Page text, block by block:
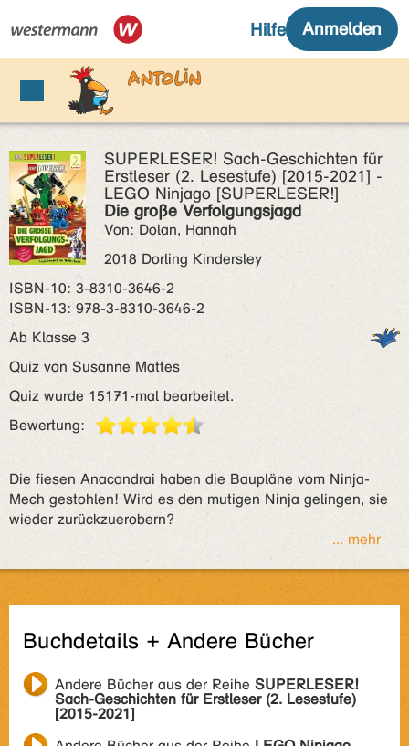
SUPERLESER! Sach-Geschichten für
Erstleser (2. Lesestufe) [2015-2021] -
LEGO Ninjago [SUPERLESER!]
Die große Verfolgungsjagd
Von: Dolan, Hannah
2018 Dorling Kindersley
ISBN‑10: 3-8310-3646-2
ISBN‑13: 978-3-8310-3646-2
Ab Klasse 3
Quiz von Susanne Mattes
Quiz wurde 15171-mal bearbeitet.
Bewertung:
Die fiesen Anacondrai haben die Baupläne vom Ninja-
Mech gestohlen! Wird es den mutigen Ninja gelingen, sie
wieder zurückzuerobern?
... mehr
Buchdetails + Andere Bücher
Andere Bücher aus der Reihe SUPERLESER!
Sach-Geschichten für Erstleser (2. Lesestufe)
[2015-2021]